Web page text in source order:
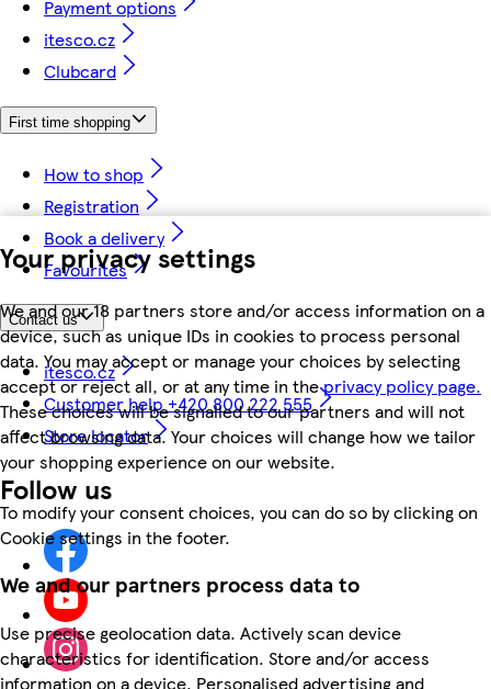
Your privacy settings
We and our 18 partners store and/or access information on a
device, such as unique IDs in cookies to process personal
data. You may accept or manage your choices by selecting
accept or reject all, or at any time in theprivacy policy page.
These choices will be signalled to our partners and will not
affect browsing data. Your choices will change how we tailor
your shopping experience on our website.
To modify your consent choices, you can do so by clicking on
Cookie settings in the footer.
We and our partners process data to
Use precise geolocation data. Actively scan device
characteristics for identification. Store and/or access
information on a device. Personalised advertising and
Payment options
itesco.cz
Clubcard
First time shopping
How to shop
Registration
Book a delivery
Favourites
Contact us
itesco.cz
Customer help +420 800 222 555
Store locator
Follow us